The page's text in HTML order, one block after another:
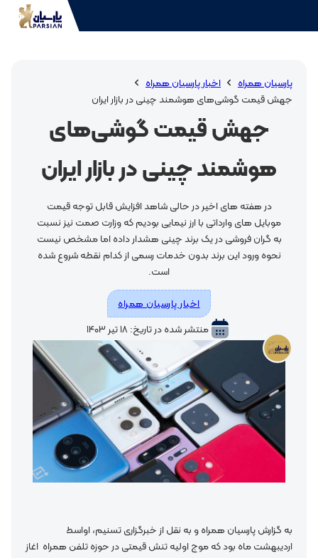
پارسیان همراه
اخبار پارسیان همراه
جهش قیمت گوشی‌های هوشمند چینی در بازار ایران
جهش قیمت گوشی‌های
هوشمند چینی در بازار ایران
در هفته های اخیر در حالی شاهد افزایش قابل توجه قیمت
موبایل های وارداتی با ارز نیمایی بودیم که وزارت صمت نیز نسبت
به گران فروشی در یک برند چینی هشدار داده اما مشخص نیست
نحوه ورود این برند بدون خدمات رسمی از کدام نقطه شروع شده
است.
اخبار پارسیان همراه
منتشر شده در تاریخ: ۱۸ تیر ۱۴۰۳
به گزارش پارسیان همراه و به نقل از خبرگزاری تسنیم، اواسط
اردیبهشت ماه بود که موج اولیه تنش قیمتی در حوزه تلفن‌ همراه اغاز